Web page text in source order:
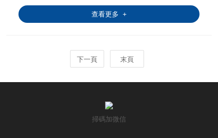
查看更多 +
下一頁 末頁
掃碼加微信